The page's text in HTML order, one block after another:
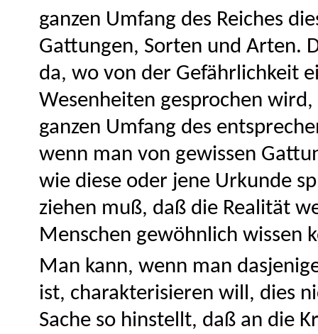
ganzen Umfang des Reiches
Gattungen, Sorten und Arten.
da, wo von der Gefährlichkeit
Wesenheiten gesprochen
ganzen Umfang des
wenn man von gewissen
wie diese oder jene Urkunde
ziehen muß, daß die Realität
Menschen gewöhnlich wissen
Man kann, wenn man
ist, charakterisieren will, dies
Sache so hinstellt, daß an die